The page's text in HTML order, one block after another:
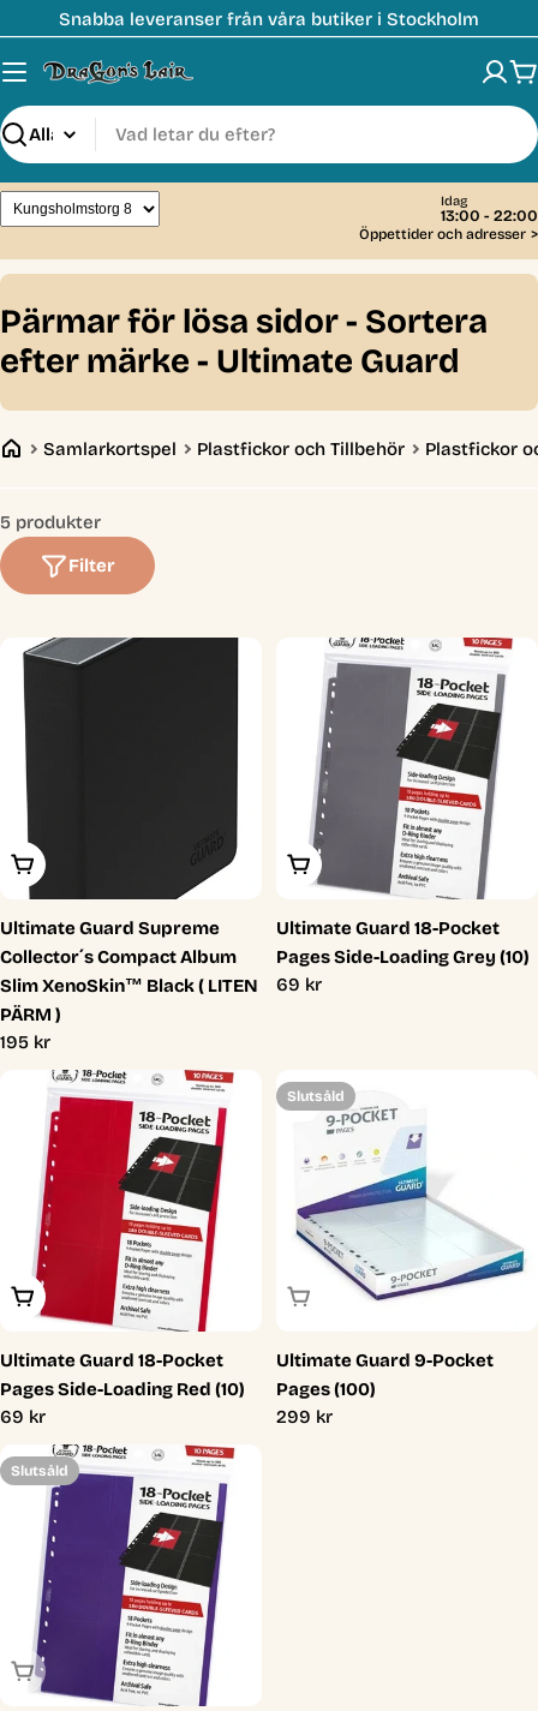
till
innehåll
Snabba leveranser från våra butiker i Stockholm
Sök
Idag
13:00 - 22:00
Öppettider och adresser >
C
o
l
l
c
t
i
Pärmar för lösa sidor - Sortera
efter märke - Ultimate Guard
Samlarkortspel Plastfickor och Tillbehör Plastfickor
5 produkter
Filter
Lägg I Varukorg
Ultimate Guard Supreme
Collector´s Compact Album
Slim XenoSkin™ Black ( LITEN
PÄRM )
Ordinarie
195 kr
Lägg I Varukorg
Ultimate Guard 18-Pocket
Pages Side-Loading Grey (10)
Ordinarie
69 kr
Lägg I Varukorg
Ultimate Guard 18-Pocket
Pages Side-Loading Red (10)
Ordinarie
69 kr
Slutsåld
Slutsåld
Ultimate Guard 9-Pocket
Pages (100)
Ordinarie
299 kr
Slutsåld
Slutsåld